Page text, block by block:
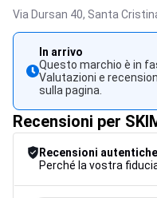
Via Dursan 40, Santa
In arrivo
Questo marchio è in
Valutazioni e
sulla pagina.
Recensioni per
Recensioni autentiche